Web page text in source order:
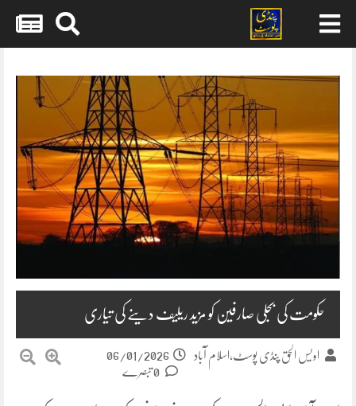
content
حکومت کی بجلی صارفین کو مزید ریلیف دینے کی تیاری
اویس الحق پنڈی پوسٹ،اسلام آباد
06/01/2026